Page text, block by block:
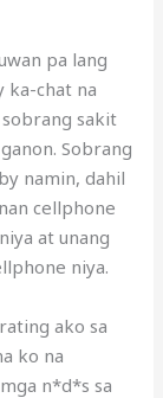
pa lang
ka-chat na
sakit
Sobrang
namin, dahil
cellphone
at unang
niya.
ako sa
ko na
n*d*s sa